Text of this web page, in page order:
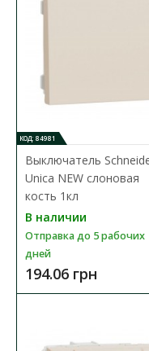
Розетка Schneider
Доступность:
Отправка до 5 рабочих
Механизм
заземлением и с
315.12 грн
КОД: 84981
Выключатель
Unica NEW слоновая
кость 1кл
В наличии
Отправка до 5 рабочих
дней
194.06 грн